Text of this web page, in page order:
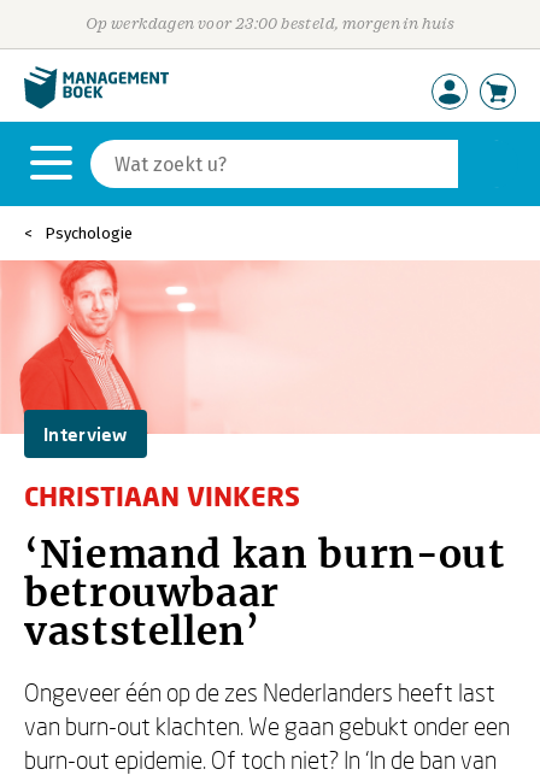
Op werkdagen voor 23:00 besteld, morgen in huis
Psychologie
Interview
CHRISTIAAN VINKERS
‘Niemand kan burn-out
betrouwbaar
vaststellen’
Ongeveer één op de zes Nederlanders heeft last
van burn-out klachten. We gaan gebukt onder een
burn-out epidemie. Of toch niet? In ‘In de ban van